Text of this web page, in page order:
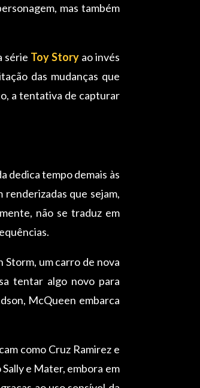
mas também
série Toy Storyao invés
das mudanças que
a tentativa de capturar
dedica tempo demais às
que sejam,
não se traduz em
Storm, um carro de nova
tentar algo novo para
McQueen embarca
como Cruz Ramirez e
e Mater, embora em